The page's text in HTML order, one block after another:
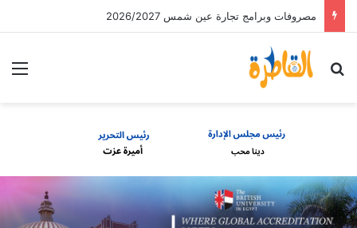
مصروفات وبرامج تجارة عين شمس 2026/2027
بحث عن